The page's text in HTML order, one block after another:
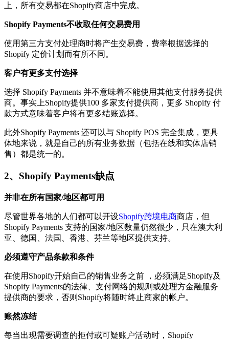
上，所有交易都在Shopify商店中完成。
Shopify Payments不收取任何交易费用
使用第三方支付处理商时将产生交易费，费率根据选择的
Shopify 定价计划而有所不同。
客户有更多支付选择
选择 Shopify Payments 并不意味着不能使用其他支付服务提供
商。事实上Shopify提供100 多家支付提供商，更多 Shopify 付
款方式意味着客户将有更多结账选择。
此外Shopify Payments 还可以与 Shopify POS 完全集成，更具
体地来说，就是自己的所有业务数据（包括在线和实体店销
售）都是统一的。
2、Shopify Payments缺点
并非在所有国家/地区都可用
尽管世界各地的人们都可以开设Shopify跨境电商商店，但
Shopify Payments 支持的国家/地区数量仍然很少，只在澳大利
亚、德国、法国、香港、芬兰等地区提供支持。
必须遵守产品条款和条件
在使用Shopify开始自己的销售业务之前 ，必须满足Shopify及
Shopify Payments的法律、支付网络的规则或处理方金融服务
提供商的要求，否则Shopify将随时终止商家的帐户。
账然冻结
每当出现需要调查的拒付或可疑账户活动时，Shopify